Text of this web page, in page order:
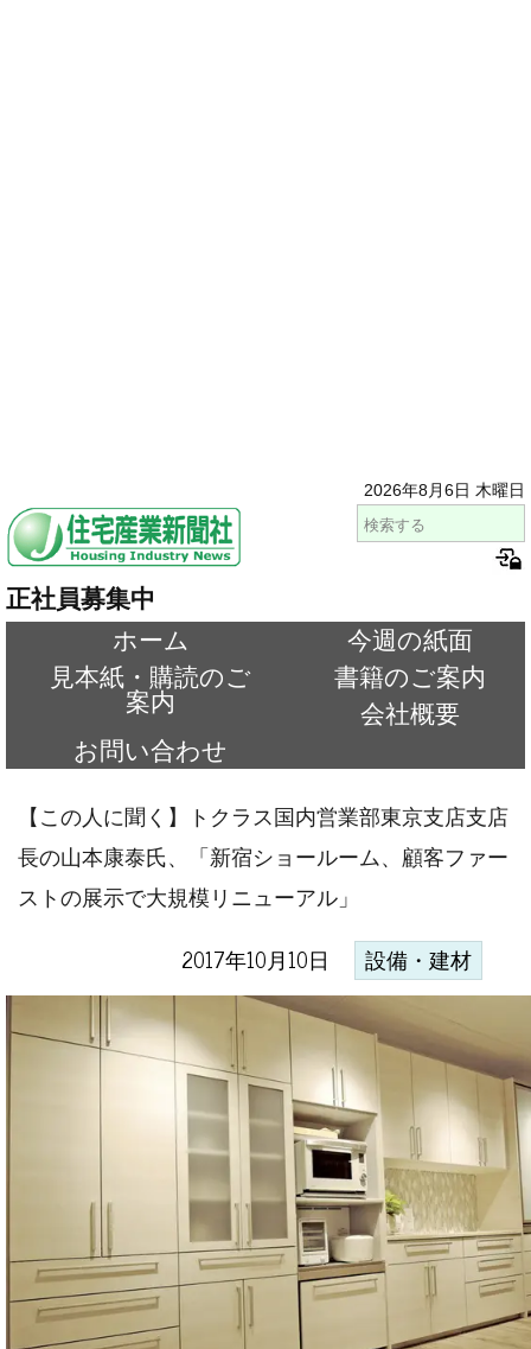
2026年8月6日 木曜日
正社員募集中
ホーム
今週の紙面
見本紙・購読のご
案内
書籍のご案内
会社概要
お問い合わせ
【この人に聞く】トクラス国内営業部東京支店支店
長の山本康泰氏、「新宿ショールーム、顧客ファー
ストの展示で大規模リニューアル」
2017年10月10日 設備・建材